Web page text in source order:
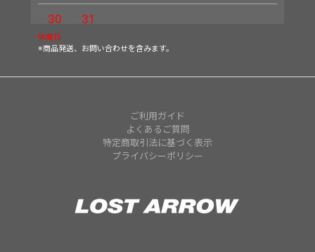
30
31
休業日
※商品発送、お問い合わせを含みます。
ご利用ガイド
よくあるご質問
特定商取引法に基づく表示
プライバシーポリシー